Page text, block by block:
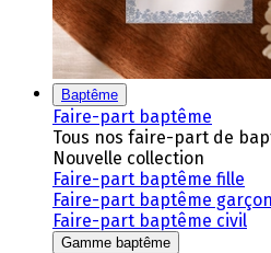
Baptême
Faire-part baptême
Tous nos faire-part de
Nouvelle collection
Faire-part baptême fille
Faire-part baptême garçon
Faire-part baptême civil
Gamme baptême